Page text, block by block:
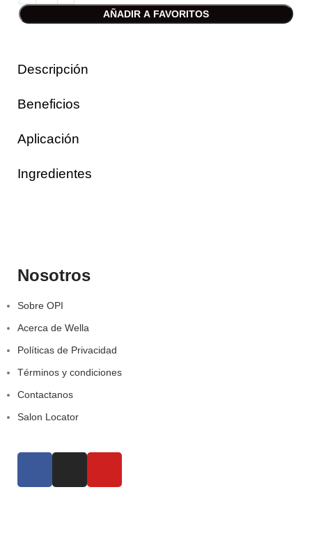
AÑADIR A FAVORITOS
Descripción
Beneficios
Aplicación
Ingredientes
Nosotros
Sobre OPI
Acerca de Wella
Políticas de Privacidad
Términos y condiciones
Contactanos
Salon Locator